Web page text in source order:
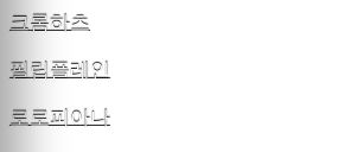
크롬하츠
필립플레인
로로피아나